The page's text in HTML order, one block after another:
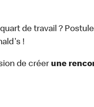
de travail ?
!
de créer une